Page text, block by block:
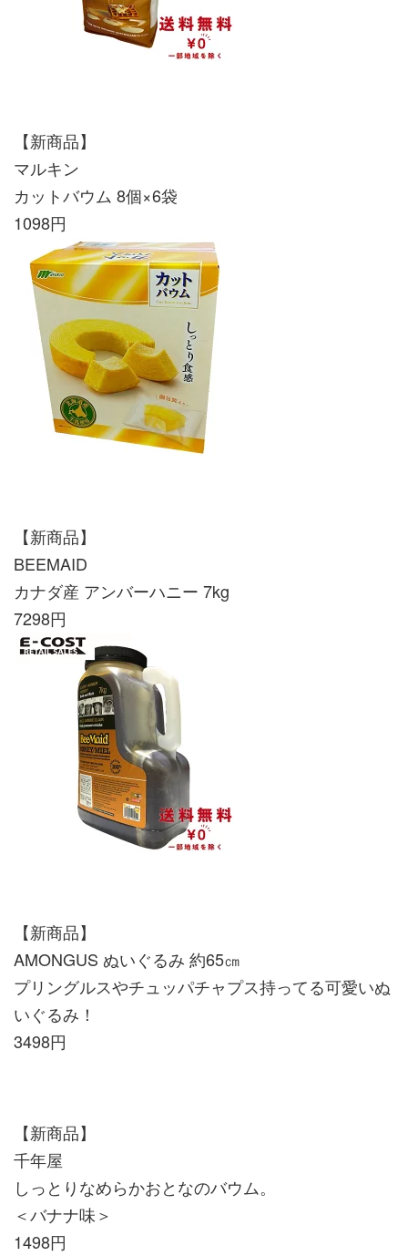
【新商品】
マルキン
カットバウム 8個×6袋
1098円
【新商品】
BEEMAID
カナダ産 アンバーハニー 7kg
7298円
【新商品】
AMONGUS ぬいぐるみ 約65㎝
プリングルスやチュッパチャプス持ってる可愛いぬ
いぐるみ！
3498円
【新商品】
千年屋
しっとりなめらかおとなのバウム。
＜バナナ味＞
1498円